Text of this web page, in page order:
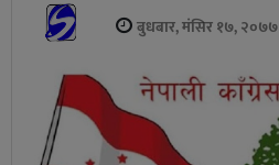
बुधबार, मंसिर १७, २०७७